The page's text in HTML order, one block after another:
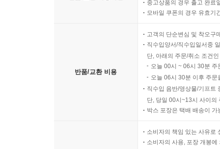
중고상품의 경우 출고 완료
모바일 쿠폰의 경우 유효기
반품/교환 비용
고객의 단순변심 및 착오구
직수입양서/직수입일서중
단, 아래의 주문/취소 조건
오늘 00시 ~ 06시 30분
오늘 06시 30분 이후 주
직수입 음반/영상물/기프트
단, 당일 00시~13시 사이의
박스 포장은 택배 배송이
소비자의 책임 있는 사유로
소비자의 사용, 포장 개봉